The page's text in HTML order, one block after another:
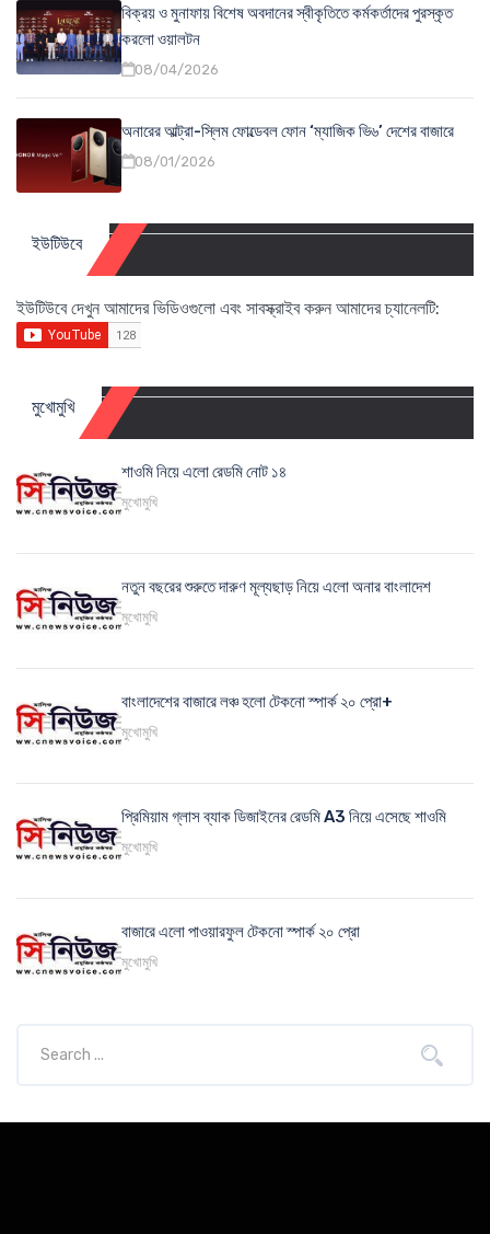
বিক্রয় ও মুনাফায় বিশেষ অবদানের স্বীকৃতিতে কর্মকর্তাদের পুরস্কৃত
করলো ওয়ালটন
08/04/2026
অনারের আল্ট্রা-স্লিম ফোল্ডেবল ফোন ‘ম্যাজিক ভি৬’ দেশের বাজারে
08/01/2026
ইউটিউবে
ইউটিউবে দেখুন আমাদের ভিডিওগুলো এবং সাবস্ক্রাইব করুন আমাদের চ্যানেলটি:
মুখোমুখি
শাওমি নিয়ে এলো রেডমি নোট ১৪
মুখোমুখি
নতুন বছরের শুরুতে দারুণ মূল্যছাড় নিয়ে এলো অনার বাংলাদেশ
মুখোমুখি
বাংলাদেশের বাজারে লঞ্চ হলো টেকনো স্পার্ক ২০ প্রো+
মুখোমুখি
প্রিমিয়াম গ্লাস ব্যাক ডিজাইনের রেডমি A3 নিয়ে এসেছে শাওমি
মুখোমুখি
বাজারে এলো পাওয়ারফুল টেকনো স্পার্ক ২০ প্রো
মুখোমুখি